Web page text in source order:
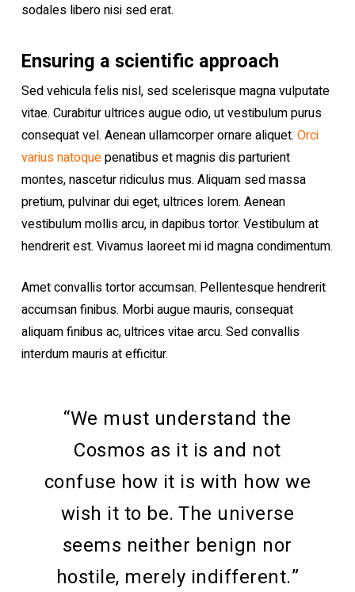
sodales libero nisi sed erat.
Ensuring a scientific approach
Sed vehicula felis nisl, sed scelerisque magna vulputate
vitae. Curabitur ultrices augue odio, ut vestibulum purus
consequat vel. Aenean ullamcorper ornare aliquet. Orci
varius natoquepenatibus et magnis dis parturient
montes, nascetur ridiculus mus. Aliquam sed massa
pretium, pulvinar dui eget, ultrices lorem. Aenean
vestibulum mollis arcu, in dapibus tortor. Vestibulum at
hendrerit est. Vivamus laoreet mi id magna condimentum.
Amet convallis tortor accumsan. Pellentesque hendrerit
accumsan finibus. Morbi augue mauris, consequat
aliquam finibus ac, ultrices vitae arcu. Sed convallis
interdum mauris at efficitur.
“We must understand the
Cosmos as it is and not
confuse how it is with how we
wish it to be. The universe
seems neither benign nor
hostile, merely indifferent.”